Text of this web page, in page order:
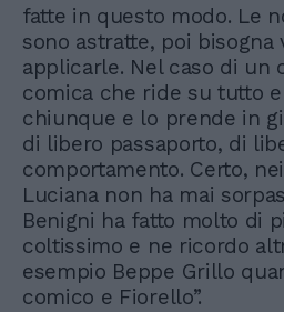
fatte in questo modo. Le
sono astratte, poi bisogna
applicarle. Nel caso di un
comica che ride su tutto
chiunque e lo prende in
di libero passaporto, di
comportamento. Certo,
Luciana non ha mai
Benigni ha fatto molto di
coltissimo e ne ricordo
esempio Beppe Grillo
comico e Fiorello”.